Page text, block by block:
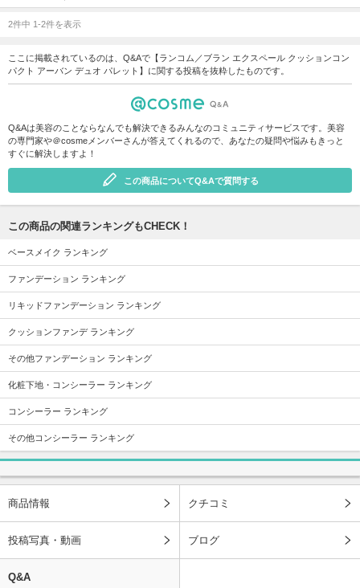
2件中 1-2件を表示
ここに掲載されているのは、Q&Aで【ランコム／ブラン エクスペール クッションコン
パクト アーバン デュオ パレット】に関する投稿を抜粋したものです。
Q&Aは美容のことならなんでも解決できるみんなのコミュニティサービスです。美容
の専門家や＠cosmeメンバーさんが答えてくれるので、あなたの疑問や悩みもきっと
すぐに解決しますよ！
この商品についてQ&Aで質問する
この商品の関連ランキングもCHECK！
ベースメイク ランキング
ファンデーション ランキング
リキッドファンデーション ランキング
クッションファンデ ランキング
その他ファンデーション ランキング
化粧下地・コンシーラー ランキング
コンシーラー ランキング
その他コンシーラー ランキング
商品情報 クチコミ
投稿写真・動画 ブログ
Q&A